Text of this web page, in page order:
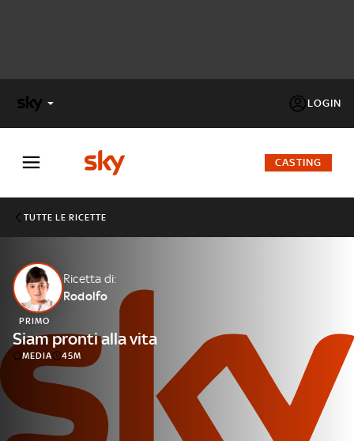
LOGIN
FACTOR
Cos’altro vedere:
PROGRAMMI SKY
Un mondo di offerte:
SKY.IT
NOW
CASTING
TUTTE LE RICETTE
Ricetta di:
Rodolfo
PRIMO
Siam pronti alla vita
MEDIA 45M